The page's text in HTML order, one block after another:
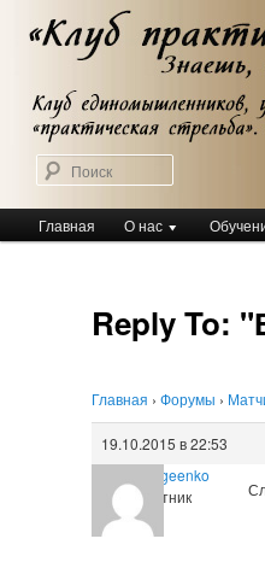
Перейти
основному
содержимому
Клуб
Клуб практической стрельбы
Главное
меню
Главная О нас
Reply To:
Главная › Форумы ›
19.10.2015 в 22:53
Tihon Sergeenko
Участник